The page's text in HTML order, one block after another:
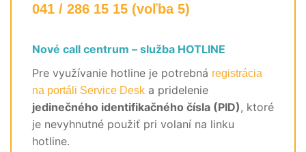
041 / 286 15 15 (voľba 5)
Nové call centrum – služba HOTLINE
Pre využívanie hotline je potrebná registrácia
na portáli Service Desk a pridelenie
jedinečného identifikačného čísla (PID), ktoré
je nevyhnutné použiť pri volaní na linku
hotline.